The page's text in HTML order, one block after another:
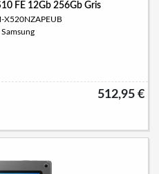
FE 12Gb 256Gb Gris
X520NZAPEUB
512,95 €